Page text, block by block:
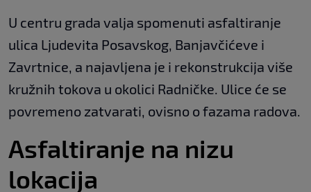
U centru grada valja spomenuti asfaltiranje
ulica Ljudevita Posavskog, Banjavčićeve i
Zavrtnice, a najavljena je i rekonstrukcija više
kružnih tokova u okolici Radničke. Ulice će se
povremeno zatvarati, ovisno o fazama radova.
Asfaltiranje na nizu
lokacija